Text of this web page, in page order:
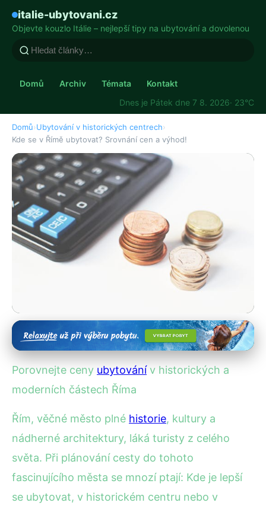
italie-ubytovani.cz
Objevte kouzlo Itálie – nejlepší tipy na ubytování a dovolenou
Domů Archiv Témata
Kontakt
Dnes je Pátek dne 7 8. 2026· 23°C
Domů›Ubytování v historických centrech›
Kde se v Římě ubytovat? Srovnání cen a výhod!
Ubytování v historických centrech
Kde se v Římě ubytovat?
Srovnání cen a výhod!
Porovnejte ceny ubytovánív historických a
moderních částech Říma
Řím, věčné město plné historie, kultury a
nádherné architektury, láká turisty z celého
světa. Při plánování cesty do tohoto
fascinujícího města se mnozí ptají: Kde je lepší
se ubytovat, v historickém centru nebo v